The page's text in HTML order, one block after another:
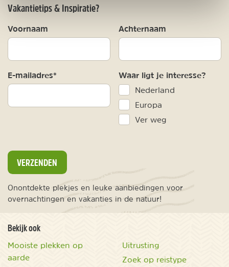
Vakantietips & Inspiratie?
Voornaam Achternaam
E-mailadres* Waar ligt je interesse?
Nederland
Europa
Ver weg
VERZENDEN
Onontdekte plekjes en leuke aanbiedingen voor
overnachtingen en vakanties in de natuur!
Bekijk ook
Mooiste plekken op
aarde
Uitrusting
Zoek op reistype